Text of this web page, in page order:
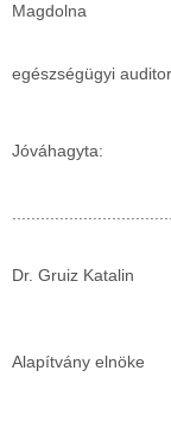
Magdolna
egészségügyi auditor
Jóváhagyta:
Dr. Gruiz Katalin
Alapítvány elnöke